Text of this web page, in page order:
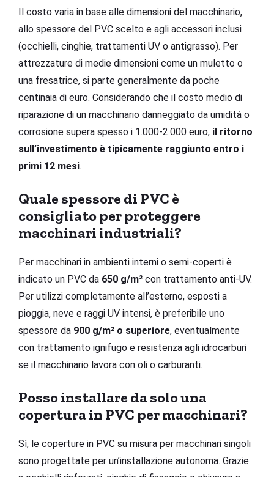
Il costo varia in base alle dimensioni del macchinario,
allo spessore del PVC scelto e agli accessori inclusi
(occhielli, cinghie, trattamenti UV o antigrasso). Per
attrezzature di medie dimensioni come un muletto o
una fresatrice, si parte generalmente da poche
centinaia di euro. Considerando che il costo medio di
riparazione di un macchinario danneggiato da umidità o
corrosione supera spesso i 1.000-2.000 euro, il ritorno
sull’investimento è tipicamente raggiunto entro i
primi 12 mesi.
Quale spessore di PVC è
consigliato per proteggere
macchinari industriali?
Per macchinari in ambienti interni o semi-coperti è
indicato un PVC da 650 g/m² con trattamento anti-UV.
Per utilizzi completamente all’esterno, esposti a
pioggia, neve e raggi UV intensi, è preferibile uno
spessore da 900 g/m² o superiore, eventualmente
con trattamento ignifugo e resistenza agli idrocarburi
se il macchinario lavora con oli o carburanti.
Posso installare da solo una
copertura in PVC per macchinari?
Sì, le coperture in PVC su misura per macchinari singoli
sono progettate per un’installazione autonoma. Grazie